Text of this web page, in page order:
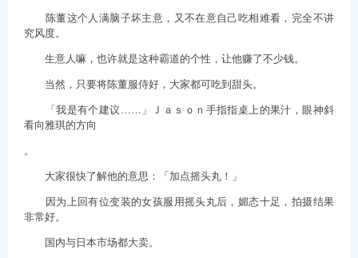
陈董这个人满脑子坏主意，又不在意自己吃相难看，完全不讲
究风度。
生意人嘛，也许就是这种霸道的个性，让他赚了不少钱。
当然，只要将陈董服侍好，大家都可吃到甜头。
「我是有个建议……」Ｊａｓｏｎ手指指桌上的果汁，眼神斜
看向雅琪的方向
。
大家很快了解他的意思：「加点摇头丸！」
因为上回有位变装的女孩服用摇头丸后，媚态十足，拍摄结果
非常好。
国内与日本市场都大卖。